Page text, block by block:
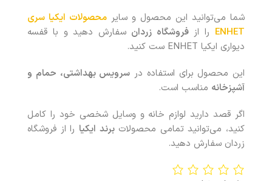
شما می‌توانید این محصول و سایر محصولات ایکیا سری
ENHET را ازفروشگاه زردان سفارش دهید و با قفسه
دیواری ایکیا ENHET ست کنید.
این محصول برای استفاده در سرویس بهداشتی، حمام و
آشپزخانه مناسب است.
اگر قصد دارید لوازم خانه و وسایل شخصی خود را کامل
کنید، می‌توانید تمامی محصولاتبرند ایکیا را از فروشگاه
زردان سفارش دهید.